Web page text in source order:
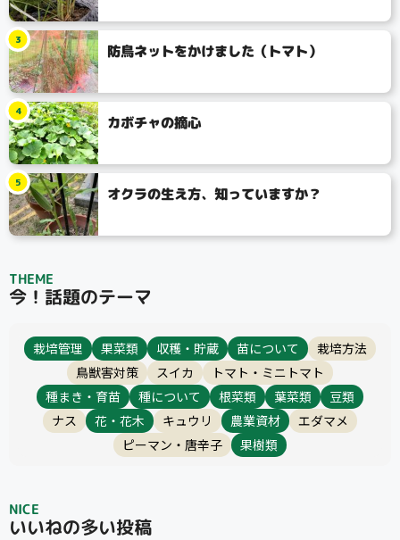
タイプ
小テーマ
コンテスト
防鳥ネットをかけました（トマト）
3
カボチャの摘心
4
オクラの生え方、知っていますか？
5
THEME
今！話題のテーマ
栽培管理 果菜類 収穫・貯蔵 苗について
栽培方法
鳥獣害対策
スイカ
トマト・ミニトマト
種まき・育苗
種について 根菜類 葉菜類
豆類
ナス
花・花木 キュウリ 農業資材
エダマメ
ピーマン・唐辛子
果樹類
NICE
いいねの多い投稿